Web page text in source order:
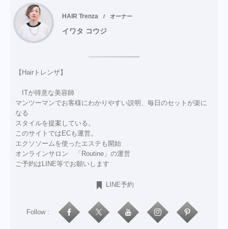
HAIR Trenza オーナー
イワタ コウジ
【Hairトレンザ】
ITが得意な美容師
マンツーマンでお客様にわかりやすい説明、毎日のセットが楽に
なる
スタイルを提案している。
このサイトではECも運営。
エクソソームを使ったエステも開始
オンラインサロン 「Routine」の運営
ご予約はLINE等でお願いします
LINE予約
Follow :